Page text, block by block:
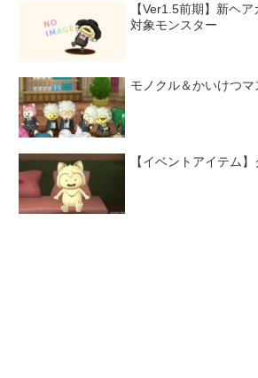
【Ver1.5前期】新ヘ
対象モンスター
モノクル＆かいけつ
【イベントアイテム